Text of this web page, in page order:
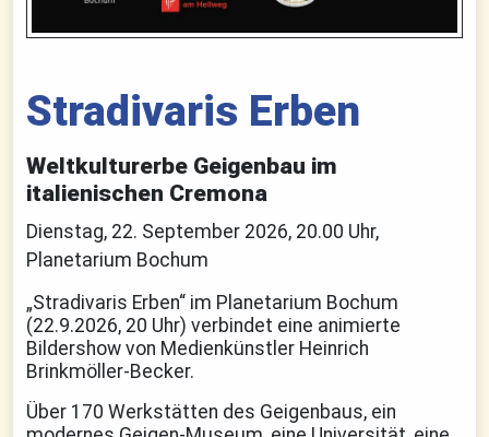
Stradivaris Erben
Weltkulturerbe Geigenbau im
italienischen Cremona
Dienstag, 22. September 2026, 20.00 Uhr,
Planetarium Bochum
„Stradivaris Erben“ im Planetarium Bochum
(22.9.2026, 20 Uhr) verbindet eine animierte
Bildershow von Medienkünstler Heinrich
Brinkmöller-Becker.
Über 170 Werkstätten des Geigenbaus, ein